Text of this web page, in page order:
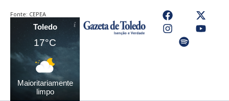
Fonte: CEPEA
Toledo
17°C
Maioritariamente
limpo